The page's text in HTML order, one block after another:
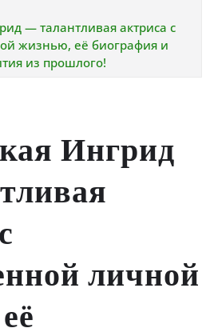
— талантливая актриса с
жизнью, её биография и
из прошлого!
Ингрид
личной